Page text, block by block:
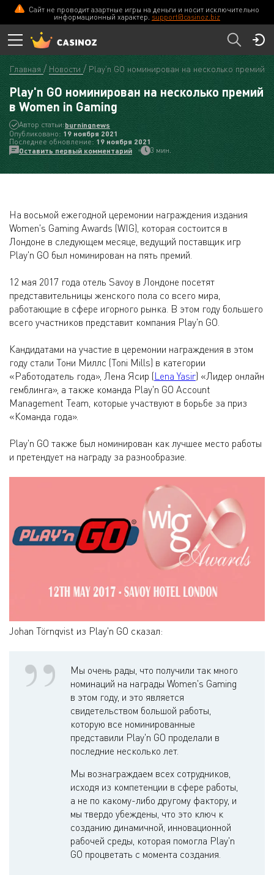
Сайт не проводит азартные игры на деньги и носит исключительно
информационный характер. support@casinoz.biz
Главная Новости Play'n GO номинирован на несколько премий в
Play'n GO номинирован на несколько премий
в Women in Gaming
Автор статьи:burningnews
Опубликовано: 19 ноября 2021
Последнее обновление:19 ноября 2021
Оставить первый комментарий
3 мин.
На восьмой ежегодной церемонии награждения издания
Women's Gaming Awards (WIG), которая состоится в
Лондоне в следующем месяце, ведущий поставщик игр
Play'n GO был номинирован на пять премий.
12 мая 2017 года отель Savoy в Лондоне посетят
представительницы женского пола со всего мира,
работающие в сфере игорного рынка. В этом году большего
всего участников представит компания Play'n GO.
Кандидатами на участие в церемонии награждения в этом
году стали Тони Миллс (Toni Mills) в категории
«Работодатель года», Лена Ясир (Lena Yasir) «Лидер онлайн
гемблинга», а также команда Play'n GO Account
Management Team, которые участвуют в борьбе за приз
«Команда года».
Play'n GO также был номинирован как лучшее место работы
и претендует на награду за разнообразие.
Johan Törnqvist из Play'n GO сказал:
Мы очень рады, что получили так много
номинаций на награды Women's Gaming
в этом году, и это является
свидетельством большой работы,
которую все номинированные
представили Play'n GO проделали в
последние несколько лет.
Мы вознаграждаем всех сотрудников,
исходя из компетенции в сфере работы,
а не по какому-либо другому фактору, и
мы твердо убеждены, что это ключ к
созданию динамичной, инновационной
рабочей среды, которая помогла Play'n
GO процветать с момента создания.